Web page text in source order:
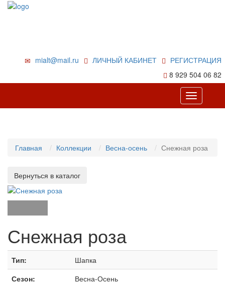
РЕГИСТРАЦИЯ
ЛИЧНЫЙ КАБИНЕТ
mialt@mail.ru
8 929 504 06 82
Toggle
navigation
Главная Коллекции Весна-осень Снежная роза
Снежная роза
Тип:
Шапка
Сезон:
Весна-Осень